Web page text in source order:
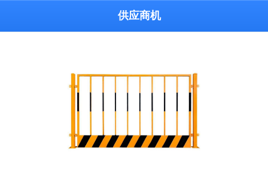
供应商机